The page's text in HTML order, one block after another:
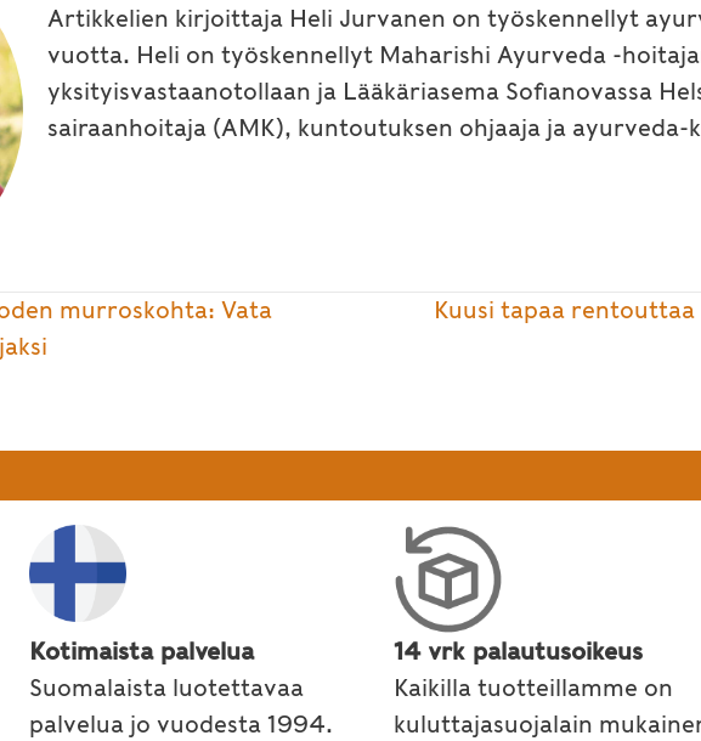
Artikkelien kirjoittaja Heli Jurvanen on työskennellyt
vuotta. Heli on työskennellyt Maharishi Ayurveda -
yksityisvastaanotollaan ja Lääkäriasema Sofianovassa
sairaanhoitaja (AMK), kuntoutuksen ohjaaja ja ayurveda-
murroskohta: Vata
Kuusi tapaa
Kotimaista palvelua
Suomalaista luotettavaa
palvelua jo vuodesta 1994.
14 vrk palautusoikeus
Kaikilla tuotteillamme on
kuluttajasuojalain